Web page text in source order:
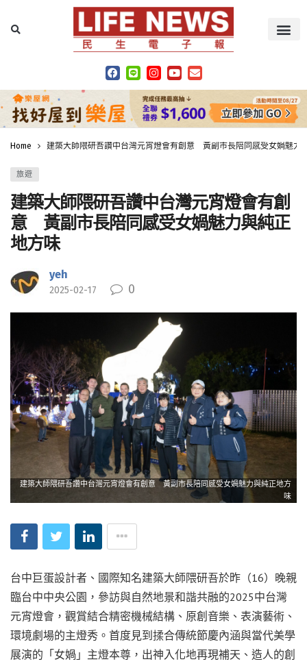
Home 建築大師隈研吾讚中台灣元宵燈會有創意 黃副市長陪同感受女媧魅力
旅遊
建築大師隈研吾讚中台灣元宵燈會有創
意 黃副市長陪同感受女媧魅力與純正
地方味
yeh
2025-02-17 0
建築大師隈研吾讚中台灣元宵燈會有創意 黃副市長陪同感受女媧魅力與純正地方
味
台中巨蛋設計者、國際知名建築大師隈研吾於昨（16）晚親
臨台中中央公園，參訪與自然地景和諧共融的2025中台灣
元宵燈會，觀賞結合精密機械結構、原創音樂、表演藝術、
環境劇場的主燈秀。首度見到揉合傳統節慶內涵與當代美學
展演的「女媧」主燈本尊，出神入化地再現補天、造人的創